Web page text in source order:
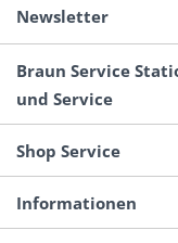
Newsletter
Braun Service
und Service
Shop Service
Informationen